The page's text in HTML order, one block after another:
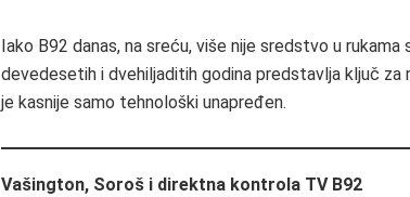
Iako B92 danas, na sreću, više nije sredstvo u
devedesetih i dvehiljaditih godina predstavlja ključ za
je kasnije samo tehnološki unapređen.
Vašington, Soroš i direktna kontrola TV B92